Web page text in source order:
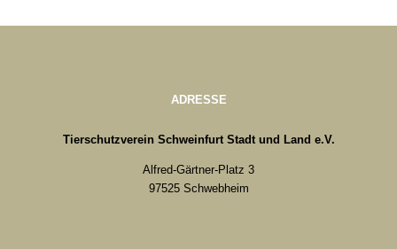
ADRESSE
Tierschutzverein Schweinfurt Stadt und Land e.V.
Alfred-Gärtner-Platz 3
97525 Schwebheim